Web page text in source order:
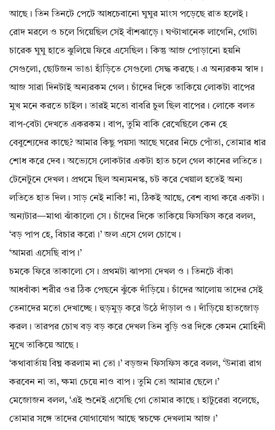
আছে। তিন তিনটে পেটে আধচেবানো ঘুঘুর মাংস পড়েছে রাত হলেই।
রোদ মরলে ও চলে গিয়েছিল সেই বাঁশঝাড়ে। ঘণ্টাখানেক লাগেনি, গোটা
চারেক ঘুঘু হাতে ঝুলিয়ে ফিরে এসেছিল। কিন্তু আজ পোড়ানো হয়নি
সেগুলো, ছোটজন ভাঙা হাঁড়িতে সেগুলো সেদ্ধ করছে। এ অন্যরকম স্বাদ।
আজ সারা দিনটাই অন্যরকম গেল। চাঁদের দিকে তাকিয়ে লোকটা বাপের
মুখ মনে করতে চাইল। তারই মতো বাবরি চুল ছিল বাপের। লোকে বলত
বাপ-বেটা দেখতে একরকম। বাপ, তুমি বাকি রেখেছিলে কেন হে
বেবুশ্যেদের কাছে? আমার কিছু পয়সা আছে ঘরের নিচে পোঁতা, তোমার ধার
শোধ করে দেব। অভ্যেসে লোকটার একটা হাত চলে গেল কানের লতিতে।
টেনেটুনে দেখল। প্রথমে ছিল অন্যমনস্ক, চট করে খেয়াল হতেই অন্য
লতিতে হাত দিল। সাড় নেই নাকি! না, ঠিকই আছে, বেশ ব্যথা করে একটা।
অন্যটার—মাথা ঝাঁকালো সে। চাঁদের দিকে তাকিয়ে ফিসফিস করে বলল,
‘বড় পাপ হে, বিচার করো।’ জল এসে গেল চোখে।
‘আমরা এসেছি বাপ।’
চমকে ফিরে তাকালো সে। প্রথমটা ঝাপসা দেখল ও। তিনটে বাঁকা
আধবাঁকা শরীর ওর ঠিক পেছনে ঝুঁকে দাঁড়িয়ে। চাঁদের আলোয় তাদের সেই
তেনাদের মতো দেখাচ্ছে। হুড়মুড় করে উঠে দাঁড়াল ও। দাঁড়িয়ে হাতজোড়
করল। তারপর চোখ বড় বড় করে দেখল তিন বুড়ি ওর দিকে কেমন মোহিনী
মুখে তাকিয়ে আছে।
‘কথাবার্তায় বিঘ্ন করলাম না তো।’ বড়জন ফিসফিস করে বলল, ‘উনারা রাগ
করবেন না তা, ক্ষমা চেয়ে নাও বাপ। তুমি তো আমার ছেলে।’
মেজোজন বলল, ‘এই শুনেই এসেছি গো তোমার কাছে। হাটুরেরা বলেছে,
তোমার সঙ্গে তাদের যোগাযোগ আছে স্বচক্ষে দেখলাম আজ।’